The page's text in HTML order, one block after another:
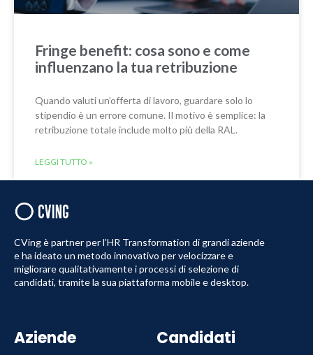
Fringe benefit: cosa sono e come
influenzano la tua retribuzione
Quando valuti un’offerta di lavoro, guardare solo lo
stipendio è un errore comune. Il motivo è semplice: la
retribuzione totale include molto più della RAL.
LEGGI TUTTO »
CVing è partner per l’HR Transformation di grandi aziende
e ha ideato un metodo innovativo per velocizzare e
migliorare qualitativamente i processi di selezione di
candidati, tramite la sua piattaforma mobile e desktop.
Aziende Candidati